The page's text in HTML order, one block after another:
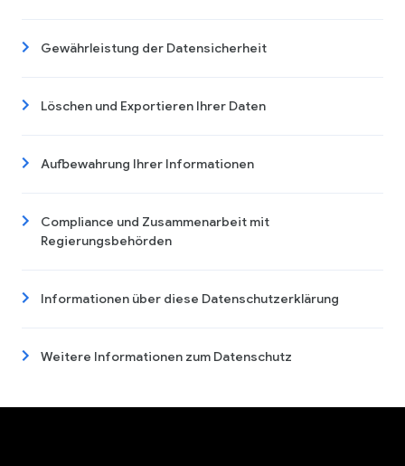
Gewährleistung der Datensicherheit
Löschen und Exportieren Ihrer Daten
Aufbewahrung Ihrer Informationen
Compliance und Zusammenarbeit mit
Regierungsbehörden
Informationen über diese Datenschutzerklärung
Weitere Informationen zum Datenschutz